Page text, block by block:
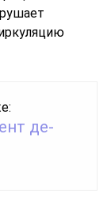
как в
соков. Не
воды —
с большим
водой в